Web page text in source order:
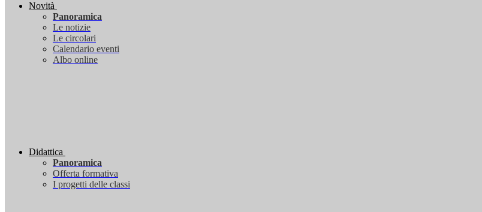
Novità
Panoramica
Le notizie
Le circolari
Calendario eventi
Albo online
Didattica
Panoramica
Offerta formativa
I progetti delle classi